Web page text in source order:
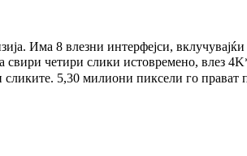
Има 8 влезни интерфејси,
четири слики истовремено, влез
5,30 милиони пиксели го